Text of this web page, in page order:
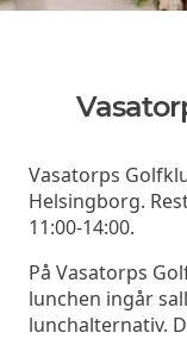
Vasatorps
Helsingborg.
11:00-14:00.
På Vasatorps
lunchen ingår
lunchalternativ.